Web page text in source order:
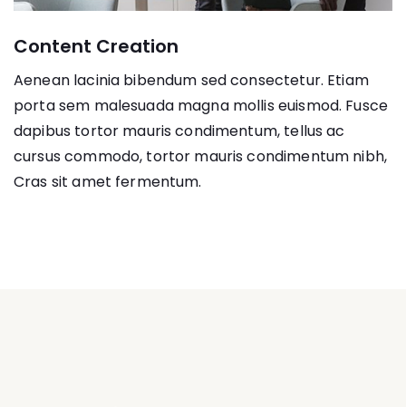
Content Creation
Aenean lacinia bibendum sed consectetur. Etiam
porta sem malesuada magna mollis euismod. Fusce
dapibus tortor mauris condimentum, tellus ac
cursus commodo, tortor mauris condimentum nibh,
Cras sit amet fermentum.